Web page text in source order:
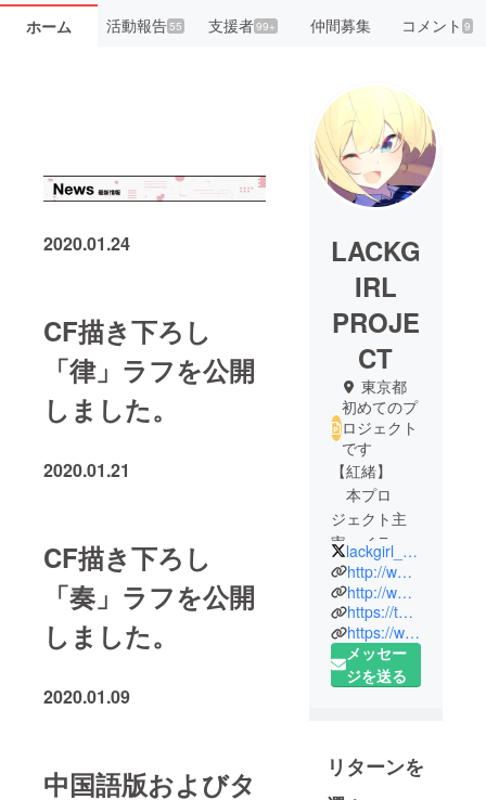
ホーム 活動報告55 支援者99+ 仲間募集 コメント9
2020.01.24
CF描き下ろし
「律」ラフを公開
しました。
2020.01.21
CF描き下ろし
「奏」ラフを公開
しました。
2020.01.09
中国語版およびタ
LACKG
IRL
PROJE
CT
東京都
初めてのプ
ロジェクト
です
【紅緒】
本プロ
ジェクト主
宰。イラス
トレー
ター。
ライトノ
ベルの挿画
やキャラク
ターデザイ
表作は『ス
ライム倒し
lackgirl_staff
http://www.dontsugel.com/portfolio
http://www.lack-girl.com/
https://twitter.com/nmaaaaa
https://www.weibo.com/nmaaaaa
メッセー
ジを送る
リターンを